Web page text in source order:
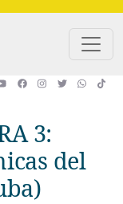
3:
del